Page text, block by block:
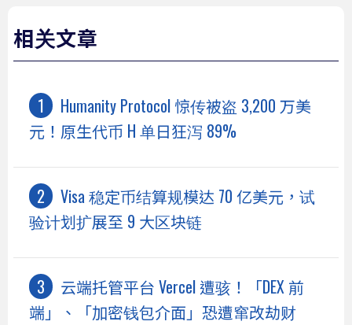
相关文章
Humanity Protocol 惊传被盗 3,200 万美
元！原生代币 H 单日狂泻 89%
Visa 稳定币结算规模达 70 亿美元，试
验计划扩展至 9 大区块链
云端托管平台 Vercel 遭骇！「DEX 前
端」、「加密钱包介面」恐遭窜改劫财